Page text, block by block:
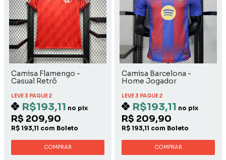
Camisa Flamengo -
Casual Retrô
LEVE 3 PAGUE 2
R$193,11 no pix
R$ 209,90
R$ 193,11 com Boleto
COMPRAR
Camisa Barcelona -
Home Jogador
LEVE 3 PAGUE 2
R$193,11 no pix
R$ 209,90
R$ 193,11 com Boleto
COMPRAR